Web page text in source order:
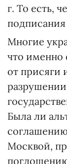
г. То есть,
Многие
что именно
от присяги
Была ли
Москвой,